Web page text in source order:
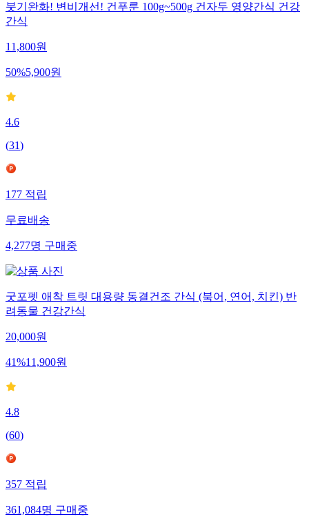
붓기완화! 변비개선! 건푸룬 100g~500g 건자두 영양간식 건강
간식
11,800원
50%5,900원
4.6
(31)
177 적립
무료배송
4,277명 구매중
굿포펫 애착 트릿 대용량 동결건조 간식 (북어, 연어, 치킨) 반
려동물 건강간식
20,000원
41%11,900원
4.8
(60)
357 적립
361,084명 구매중